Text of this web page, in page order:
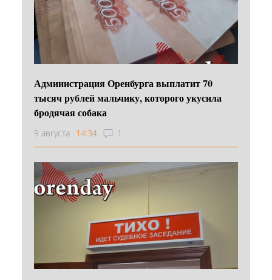
Администрация Оренбурга выплатит 70
тысяч рублей мальчику, которого укусила
бродячая собака
9 августа 14:34 1